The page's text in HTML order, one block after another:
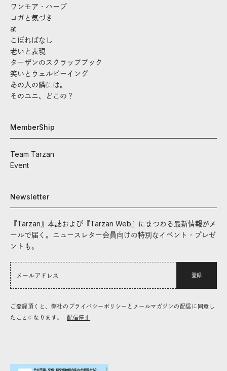
ワンモア・ハーブ
ヨガと気づき
at
こぼればなし
老いと表現
ターザンのスクラップブック
笑いとウェルビーイング
あの人の隣には。
そのユニ、どこの？
MemberShip
Team Tarzan
Event
Newsletter
『Tarzan』本誌および『Tarzan Web』にまつわる最新情報がメ
ールで届く。ニュースレター会員向けの特別なイベント・プレゼ
ントも。
登録
ご登録頂くと、弊社のプライバシーポリシーとメールマガジンの配信に同意し
たことになります。
配信停止